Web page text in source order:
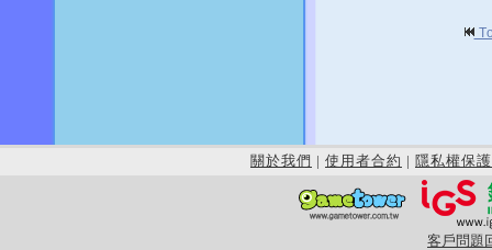
關於我們 | 使用者合約 | 隱私權保護
客戶問題